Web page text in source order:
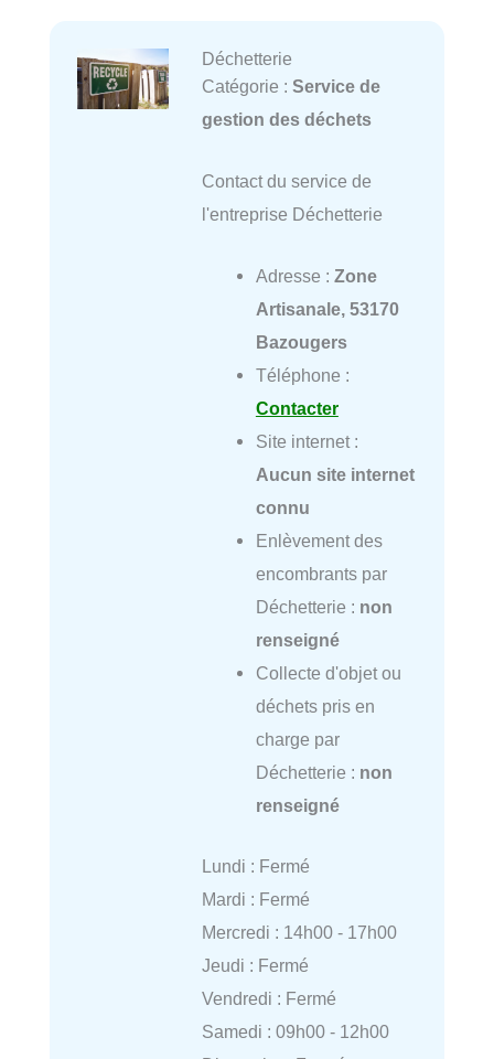
Déchetterie
Catégorie : Service de
gestion des déchets
Contact du service de
l'entreprise Déchetterie
Adresse : Zone
Artisanale, 53170
Bazougers
Téléphone :
Contacter
Site internet :
Aucun site internet
connu
Enlèvement des
encombrants par
Déchetterie : non
renseigné
Collecte d'objet ou
déchets pris en
charge par
Déchetterie : non
renseigné
Lundi : Fermé
Mardi : Fermé
Mercredi : 14h00 - 17h00
Jeudi : Fermé
Vendredi : Fermé
Samedi : 09h00 - 12h00